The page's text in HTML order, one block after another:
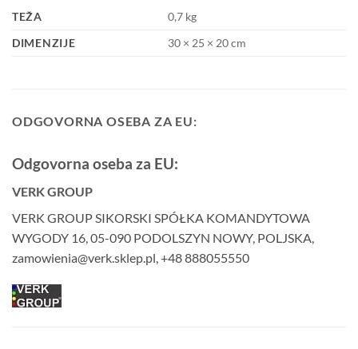
TEŽA
0,7 kg
DIMENZIJE
30 × 25 × 20 cm
ODGOVORNA OSEBA ZA EU:
Odgovorna oseba za EU:
VERK GROUP
VERK GROUP SIKORSKI SPÓŁKA KOMANDYTOWA
WYGODY 16, 05-090 PODOLSZYN NOWY, POLJSKA,
zamowienia@verk.sklep.pl, +48 888055550